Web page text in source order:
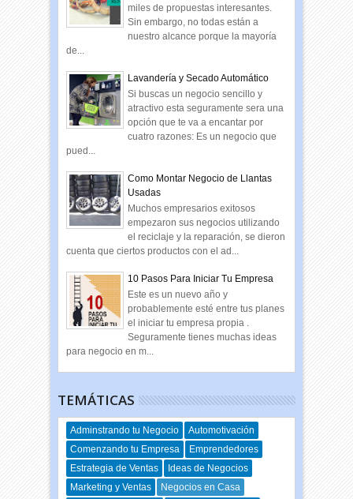
miles de propuestas interesantes.
Sin embargo, no todas están a
nuestro alcance porque la mayoría
de...
Lavandería y Secado Automático
Si buscas un negocio sencillo y
atractivo esta seguramente sera una
opción que te va a encantar por
cuatro razones: Es un negocio que
pued...
Como Montar Negocio de Llantas
Usadas
Muchos empresarios exitosos
empezaron sus negocios utilizando
el reciclaje y la reparación, se dieron
cuenta que ciertos productos con el ad...
10 Pasos Para Iniciar Tu Empresa
Este es un nuevo año y
probablemente esté entre tus planes
el iniciar tu empresa propia .
Seguramente tienes muchas ideas
para negocio en m...
TEMÁTICAS
Adminstrando tu Negocio
Automotivación
Comenzando tu Empresa
Emprendedores
Estrategia de Ventas
Ideas de Negocios
Marketing y Ventas
Negocios en Casa